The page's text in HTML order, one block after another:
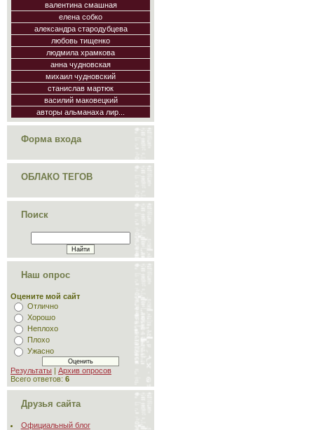
валентина смашная
елена собко
александра стародубцева
любовь тищенко
людмила храмкова
анна чудновская
михаил чудновский
станислав мартюк
василий маковецкий
авторы альманаха лир...
Форма входа
ОБЛАКО ТЕГОВ
Поиск
Наш опрос
Оцените мой сайт
Отлично
Хорошо
Неплохо
Плохо
Ужасно
Результаты | Архив опросов
Всего ответов: 6
Друзья сайта
Официальный блог